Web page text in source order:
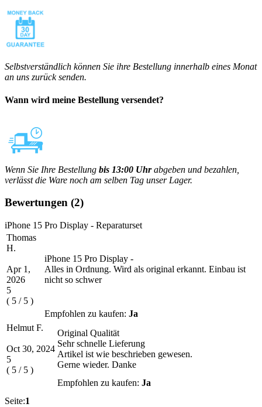
Selbstverständlich können Sie ihre Bestellung innerhalb eines Monat
an uns zurück senden.
Wann wird meine Bestellung versendet?
Wenn Sie Ihre Bestellung bis 13:00 Uhrabgeben und bezahlen,
verlässt die Ware noch am selben Tag unser Lager.
Bewertungen (2)
iPhone 15 Pro Display - Reparaturset
Thomas
H.
Apr 1,
2026
5
( 5 / 5 )
iPhone 15 Pro Display -
Alles in Ordnung. Wird als original erkannt. Einbau ist
nicht so schwer
Empfohlen zu kaufen: Ja
Helmut F.
Oct 30, 2024
5
( 5 / 5 )
Original Qualität
Sehr schnelle Lieferung
Artikel ist wie beschrieben gewesen.
Gerne wieder. Danke
Empfohlen zu kaufen: Ja
Seite:1